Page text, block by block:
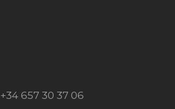
+34 657 30 37 06